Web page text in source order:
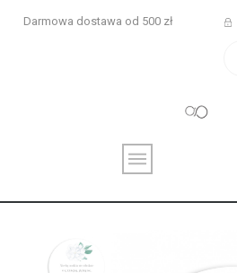
Darmowa dostawa od 500 zł